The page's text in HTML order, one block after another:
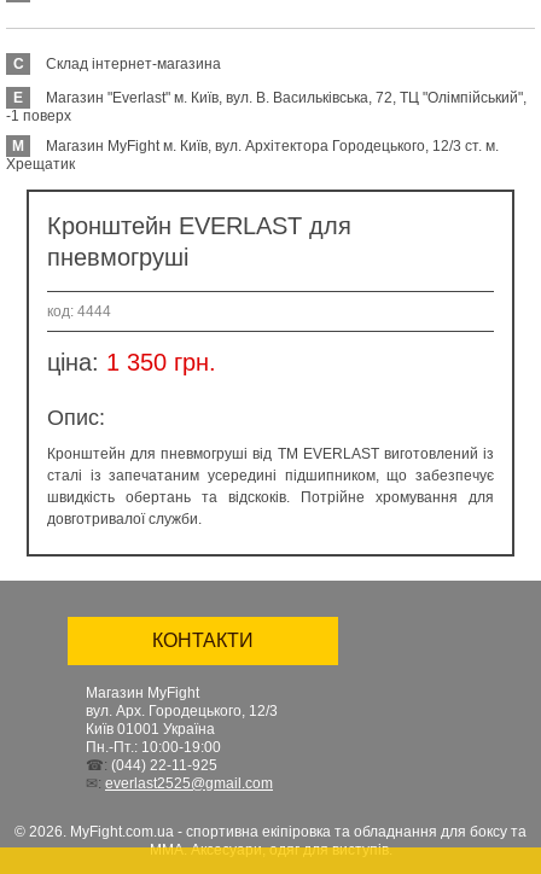
C
Склад інтернет-магазина
E
Магазин "Everlast" м. Київ, вул. В. Васильківська, 72, ТЦ "Олімпійський",
-1 поверх
M
Магазин MyFight м. Київ, вул. Архітектора Городецького, 12/3 ст. м.
Хрещатик
Кронштейн EVERLAST для
пневмогруші
код: 4444
ціна: 1 350 грн.
Опис:
Кронштейн для пневмогруші від TM EVERLAST виготовлений із
сталі із запечатаним усередині підшипником, що забезпечує
швидкість обертань та відскоків. Потрійне хромування для
довготривалої служби.
КОНТАКТИ
Магазин MyFight
вул. Арх. Городецького, 12/3
Київ 01001 Україна
Пн.-Пт.: 10:00-19:00
☎: (044) 22-11-925
✉: everlast2525@gmail.com
© 2026. MyFight.com.ua - спортивна екіпіровка та обладнання для боксу та
ММА. Аксесуари, одяг для виступів.